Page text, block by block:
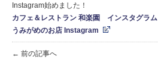
Instagram始めました！
カフェ＆レストラン 和楽園 インスタグラム
うみがめのお店 Instagram
← 前の記事へ